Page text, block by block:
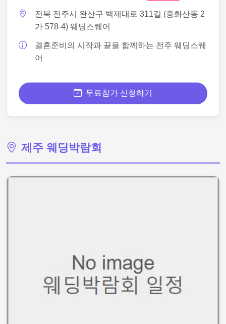
전북 전주시 완산구 백제대로 311길 (중화산동 2
가 578-4) 웨딩스퀘어
결혼준비의 시작과 끝을 함께하는 전주 웨딩스퀘
어
무료참가 신청하기
제주 웨딩박람회